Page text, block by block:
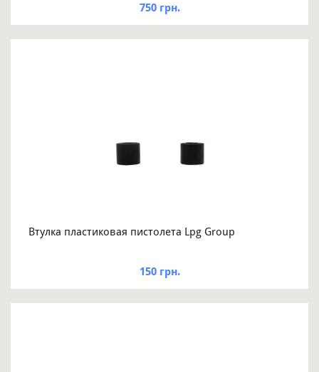
750 грн.
Втулка пластиковая пистолета Lpg Group
150 грн.